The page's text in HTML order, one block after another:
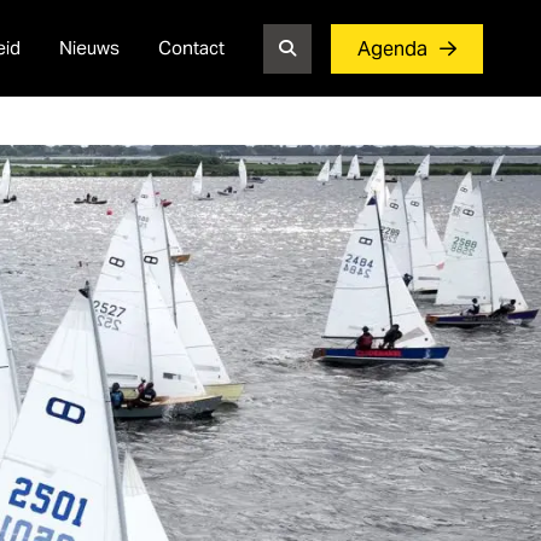
Nieuws Contact Agenda